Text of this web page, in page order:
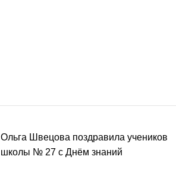
Ольга Швецова поздравила учеников
школы № 27 с Днём знаний